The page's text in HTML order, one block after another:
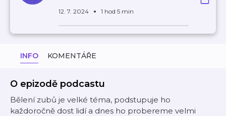
12. 7. 2024 1 hod 5 min
INFO KOMENTÁŘE
O epizodě podcastu
Bělení zubů je velké téma, podstupuje ho
každoročně dost lidí a dnes ho probereme velmi